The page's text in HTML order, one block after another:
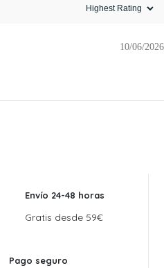
10/06/2026
Envío 24-48 horas
Gratis desde 59€
Pago seguro